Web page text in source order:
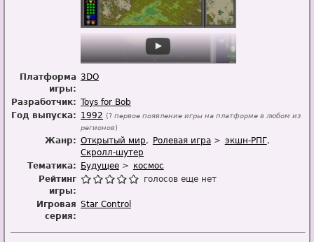
Платформа
игры:
3DO
Разработчик: Toys for Bob
Год выпуска: 1992 (? первое появление игры на платформе в любом из
регионов)
Жанр: Открытый мир Ролевая игра
экшн-РПГ
Скролл-шутер
Тематика:
Будущее
космос
Рейтинг
игры:
голосов еще нет
Игровая
серия:
Star Control